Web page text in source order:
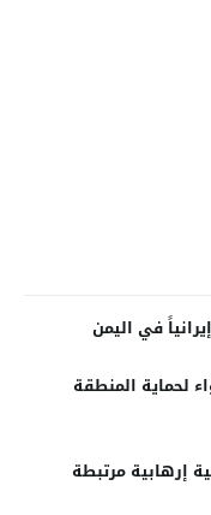
لحماية المنطقة
إرهابية مرتبطة